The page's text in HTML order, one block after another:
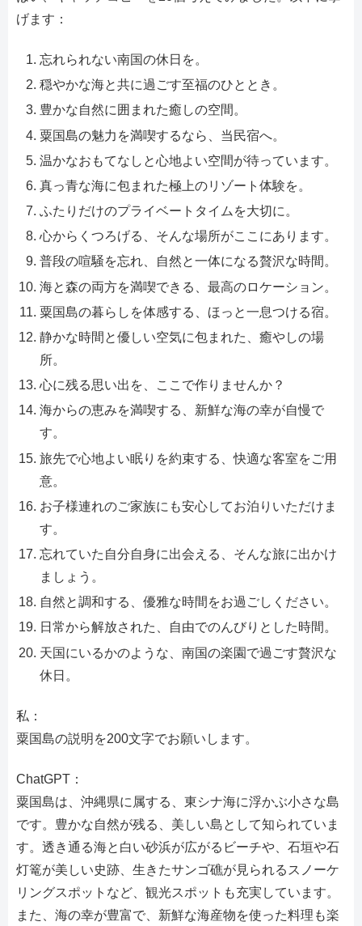
げます：
忘れられない南国の休日を。
穏やかな海と共に過ごす至福のひととき。
豊かな自然に囲まれた癒しの空間。
粟国島の魅力を満喫するなら、当民宿へ。
温かなおもてなしと心地よい空間が待っています。
真っ青な海に包まれた極上のリゾート体験を。
ふたりだけのプライベートタイムを大切に。
心からくつろげる、そんな場所がここにあります。
普段の喧騒を忘れ、自然と一体になる贅沢な時間。
海と森の両方を満喫できる、最高のロケーション。
粟国島の暮らしを体感する、ほっと一息つける宿。
静かな時間と優しい空気に包まれた、癒やしの場
所。
心に残る思い出を、ここで作りませんか？
海からの恵みを満喫する、新鮮な海の幸が自慢で
す。
旅先で心地よい眠りを約束する、快適な客室をご用
意。
お子様連れのご家族にも安心してお泊りいただけま
す。
忘れていた自分自身に出会える、そんな旅に出かけ
ましょう。
自然と調和する、優雅な時間をお過ごしください。
日常から解放された、自由でのんびりとした時間。
天国にいるかのような、南国の楽園で過ごす贅沢な
休日。
私：
粟国島の説明を200文字でお願いします。
ChatGPT：
粟国島は、沖縄県に属する、東シナ海に浮かぶ小さな島
です。豊かな自然が残る、美しい島として知られていま
す。透き通る海と白い砂浜が広がるビーチや、石垣や石
灯篭が美しい史跡、生きたサンゴ礁が見られるスノーケ
リングスポットなど、観光スポットも充実しています。
また、海の幸が豊富で、新鮮な海産物を使った料理も楽